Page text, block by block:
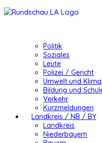
Politik
Soziales
Leute
Polizei / Gericht
Umwelt und Klima
Bildung und
Verkehr
Kurzmeldungen
Landkreis / NB / BY
Landkreis
Niederbayern